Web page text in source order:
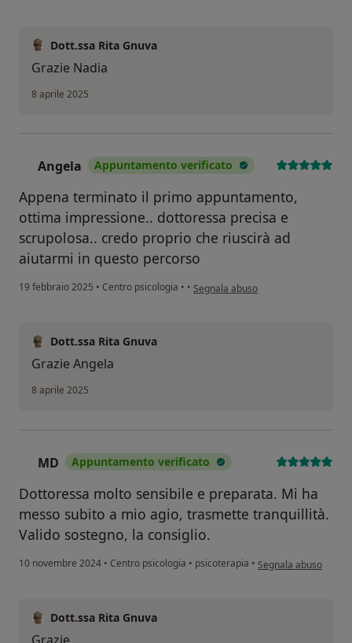
Dott.ssa Rita Gnuva
Grazie Nadia
8 aprile 2025
Angela Appuntamento verificato
Appena terminato il primo appuntamento,
ottima impressione.. dottoressa precisa e
scrupolosa.. credo proprio che riuscirà ad
aiutarmi in questo percorso
19 febbraio 2025 • Centro psicologia • • secondo l'opinione dell'utente
Segnala abuso
Dott.ssa Rita Gnuva
Grazie Angela
8 aprile 2025
MD Appuntamento verificato
Dottoressa molto sensibile e preparata. Mi ha
messo subito a mio agio, trasmette tranquillità.
Valido sostegno, la consiglio.
10 novembre 2024 • Centro psicologia • psicoterapia • secondo l'opinione
Segnala abuso
Dott.ssa Rita Gnuva